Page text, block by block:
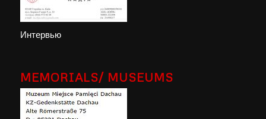
Интервью
MEMORIALS/ MUSEUMS